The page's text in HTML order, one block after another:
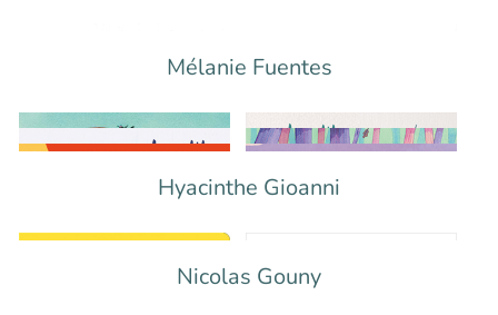
Mélanie Fuentes
Hyacinthe Gioanni
Nicolas Gouny